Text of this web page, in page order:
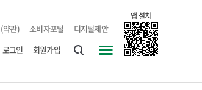
약관) 소비자포털 디지털제안
앱 설치
로그인
회원가입